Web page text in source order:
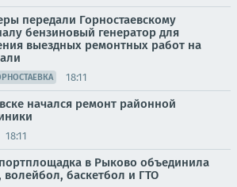
передали Горностаевскому
бензиновый генератор для
выездных ремонтных работ на
18:11
начался ремонт районной
18:11
в Рыково объединила
баскетбол и ГТО